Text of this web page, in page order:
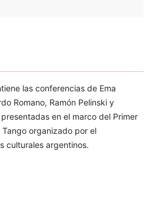
las conferencias de Ema
Romano, Ramón Pelinski y
en el marco del Primer
organizado por el
culturales argentinos.